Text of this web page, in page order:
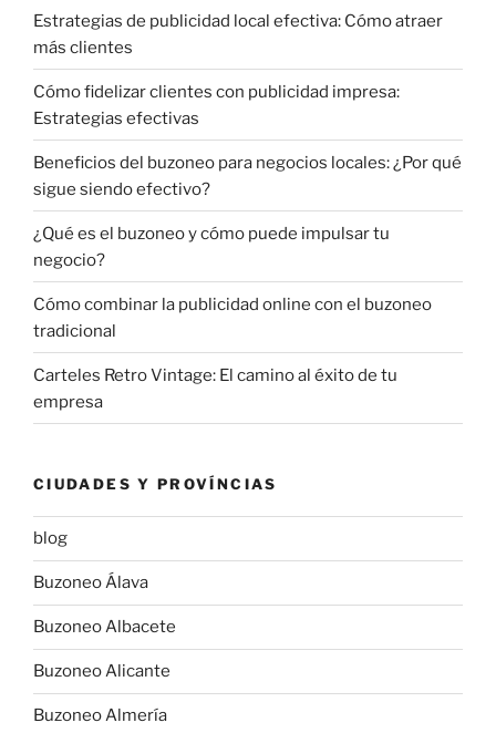
Estrategias de publicidad local efectiva: Cómo atraer
más clientes
Cómo fidelizar clientes con publicidad impresa:
Estrategias efectivas
Beneficios del buzoneo para negocios locales: ¿Por qué
sigue siendo efectivo?
¿Qué es el buzoneo y cómo puede impulsar tu
negocio?
Cómo combinar la publicidad online con el buzoneo
tradicional
Carteles Retro Vintage: El camino al éxito de tu
empresa
CIUDADES Y PROVÍNCIAS
blog
Buzoneo Álava
Buzoneo Albacete
Buzoneo Alicante
Buzoneo Almería